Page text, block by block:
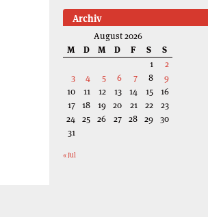
Archiv
August 2026
M
D M D F S
S
1
2
3
4 5 6 7 8
9
10
11 12 13 14 15
16
17 18 19 20 21 22
23
24 25 26 27 28 29 30
31
« Jul